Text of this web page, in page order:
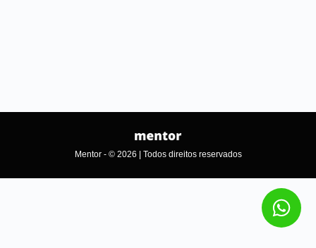
Mentor - © 2026 | Todos direitos reservados